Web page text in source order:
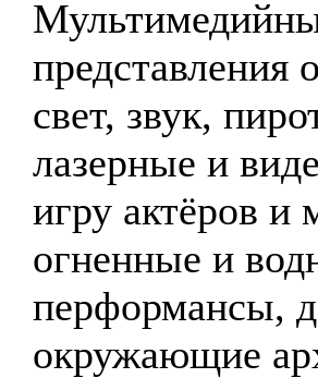
представления
свет, звук,
лазерные и
игру актёров и
огненные и
перформансы,
окружающие